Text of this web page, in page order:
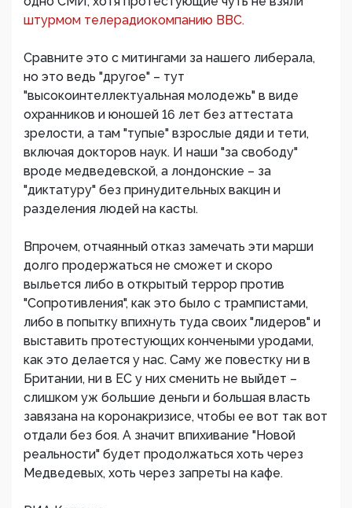
штурмом телерадиокомпанию ВВС.
Сравните это с митингами за нашего либерала,
но это ведь "другое" – тут
"высокоинтеллектуальная молодежь" в виде
охранников и юношей 16 лет без аттестата
зрелости, а там "тупые" взрослые дяди и тети,
включая докторов наук. И наши "за свободу"
вроде медведевской, а лондонские – за
"диктатуру" без принудительных вакцин и
разделения людей на касты.
Впрочем, отчаянный отказ замечать эти марши
долго продержаться не сможет и скоро
выльется либо в открытый террор против
"Сопротивления", как это было с трампистами,
либо в попытку впихнуть туда своих "лидеров" и
выставить протестующих кончеными уродами,
как это делается у нас. Саму же повестку ни в
Британии, ни в ЕС у них сменить не выйдет –
слишком уж большие деньги и большая власть
завязана на коронакризисе, чтобы ее вот так вот
отдали без боя. А значит впихивание "Новой
реальности" будет продолжаться хоть через
Медведевых, хоть через запреты на кафе.